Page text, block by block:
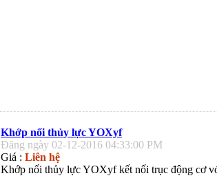
Khớp nối thủy lực YOXyf
Đăng ngày 02-12-2016 04:33:00 PM
Giá : Liên hệ
Khớp nối thủy lực YOXyf kết nối trục động cơ